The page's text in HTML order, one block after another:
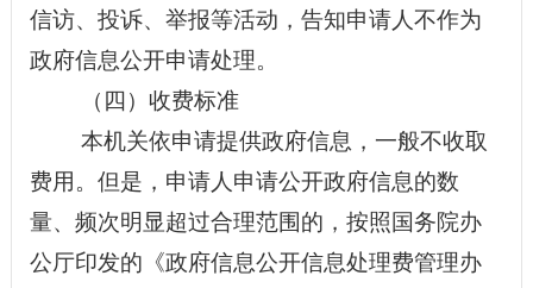
信访、投诉、举报等活动，告知申请人不作为
政府信息公开申请处理。
（四）收费标准
本机关依申请提供政府信息，一般不收取
费用。但是，申请人申请公开政府信息的数
量、频次明显超过合理范围的，按照国务院办
公厅印发的《政府信息公开信息处理费管理办